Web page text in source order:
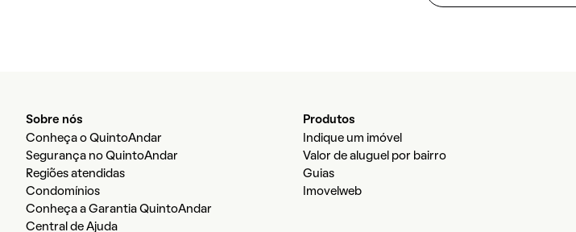
Sobre nós
Conheça o QuintoAndar
Segurança no QuintoAndar
Regiões atendidas
Condomínios
Conheça a Garantia QuintoAndar
Central de Ajuda
Produtos
Indique um imóvel
Valor de aluguel por bairro
Guias
Imovelweb